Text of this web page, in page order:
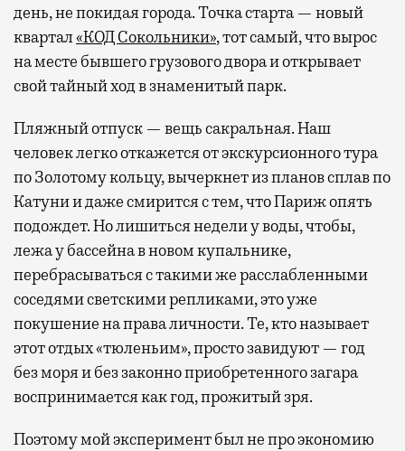
день, не покидая города. Точка старта — новый
квартал«КОД Сокольники», тот самый, что вырос
на месте бывшего грузового двора и открывает
свой тайный ход в знаменитый парк.
Пляжный отпуск — вещь сакральная. Наш
человек легко откажется от экскурсионного тура
по Золотому кольцу, вычеркнет из планов сплав по
Катуни и даже смирится с тем, что Париж опять
подождет. Но лишиться недели у воды, чтобы,
лежа у бассейна в новом купальнике,
перебрасываться с такими же расслабленными
соседями светскими репликами, это уже
покушение на права личности. Те, кто называет
этот отдых «тюленьим», просто завидуют — год
без моря и без законно приобретенного загара
воспринимается как год, прожитый зря.
Поэтому мой эксперимент был не про экономию